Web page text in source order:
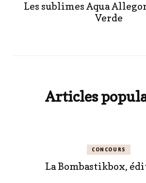
Les sublimes Aqua
Verde
Articles
CONCOURS
La Bombastikbox,